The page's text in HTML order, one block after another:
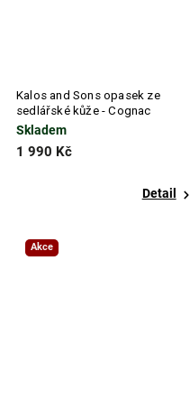
Kalos and Sons opasek ze
sedlářské kůže - Cognac
Skladem
1 990 Kč
Detail
Akce